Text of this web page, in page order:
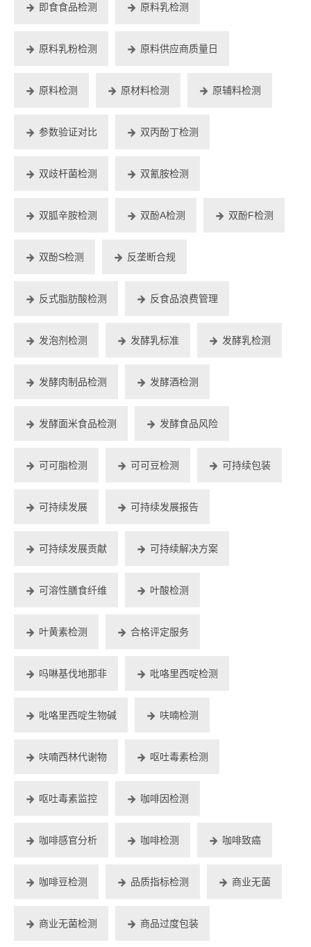
即食食品检测 原料乳检测
原料乳粉检测 原料供应商质量日
原料检测 原材料检测 原辅料检测
参数验证对比 双丙酚丁检测
双歧杆菌检测 双氰胺检测
双胍辛胺检测 双酚A检测 双酚F检测
双酚S检测 反垄断合规
反式脂肪酸检测 反食品浪费管理
发泡剂检测 发酵乳标准 发酵乳检测
发酵肉制品检测 发酵酒检测
发酵面米食品检测 发酵食品风险
可可脂检测 可可豆检测 可持续包装
可持续发展 可持续发展报告
可持续发展贡献 可持续解决方案
可溶性膳食纤维 叶酸检测
叶黄素检测 合格评定服务
吗啉基伐地那非 吡咯里西啶检测
吡咯里西啶生物碱 呋喃检测
呋喃西林代谢物 呕吐毒素检测
呕吐毒素监控 咖啡因检测
咖啡感官分析 咖啡检测 咖啡致癌
咖啡豆检测 品质指标检测 商业无菌
商业无菌检测 商品过度包装